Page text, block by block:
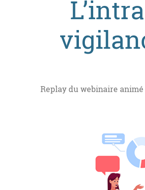
Replay du webinaire